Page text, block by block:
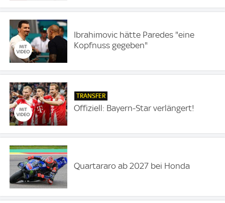
Ibrahimovic hätte Paredes "eine
Kopfnuss gegeben"
TRANSFER
Offiziell: Bayern-Star verlängert!
Quartararo ab 2027 bei Honda